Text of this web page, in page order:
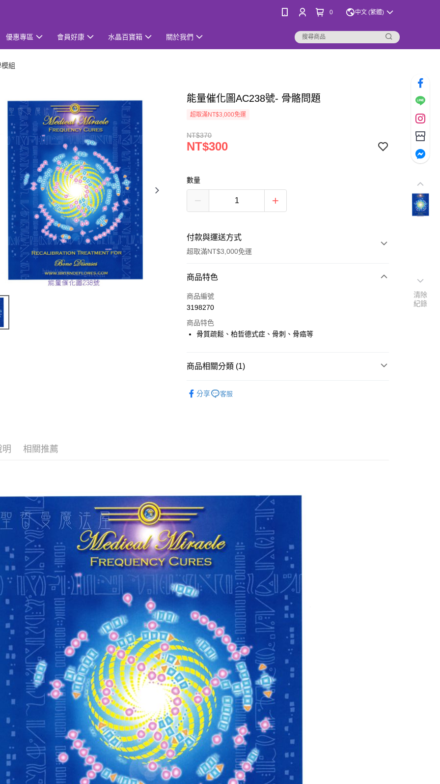
0 中文 (繁體)
優惠專區 會員好康 水晶百寶箱 關於我們
組
能量催化圖AC238號- 骨骼問題
超取滿NT$3,000免運
NT$370
NT$300
數量
付款與運送方式
超取滿NT$3,000免運
付款方式
信用卡一次付款
LINE Pay
街口支付
每筆NT$80，滿NT$3,000(含以上)免運費
賣家宅配幫您送（台灣）
每筆NT$80，滿NT$3,000(含以上)免運費
郵局幫你送（離島）
每筆NT$80，滿NT$3,000(含以上)免運費
付款後門市自取
免運費
商品特色
商品編號
3198270
商品特色
骨質疏鬆、柏哲德式症、骨刺、骨癌等
商品相關分類 (1)
分享
客服
明 相關推薦
清除
紀錄